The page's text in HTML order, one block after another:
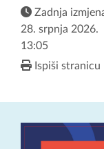
Zadnja
28. srpnja 2026.
13:05
Ispiši stranicu